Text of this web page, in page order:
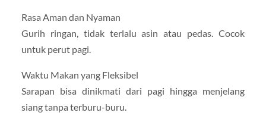
Rasa Aman dan Nyaman
Gurih ringan, tidak terlalu asin atau pedas. Cocok
untuk perut pagi.
Waktu Makan yang Fleksibel
Sarapan bisa dinikmati dari pagi hingga menjelang
siang tanpa terburu-buru.